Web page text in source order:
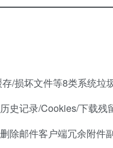
存/损坏文件等8类系统垃
史记录/Cookies/下载残
除邮件客户端冗余附件